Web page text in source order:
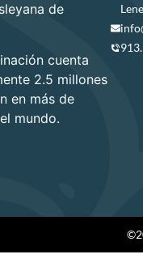
de
cuenta
2.5 millones
en más de
mundo.